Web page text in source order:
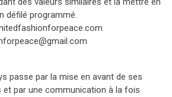
défilé programmé.
passe par la mise en avant de ses
et par une communication à la fois